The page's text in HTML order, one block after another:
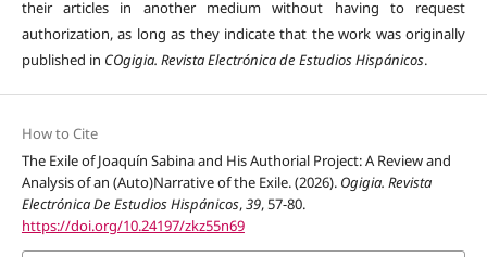
their articles in another medium without having to request
authorization, as long as they indicate that the work was originally
published in COgigia. Revista Electrónica de Estudios Hispánicos.
How to Cite
The Exile of Joaquín Sabina and His Authorial Project: A Review and
Analysis of an (Auto)Narrative of the Exile. (2026). Ogigia. Revista
Electrónica De Estudios Hispánicos,39, 57-80.
https://doi.org/10.24197/zkz55n69